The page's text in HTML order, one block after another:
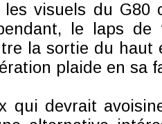
les visuels du
le laps de
la sortie du haut
plaide en sa
qui devrait